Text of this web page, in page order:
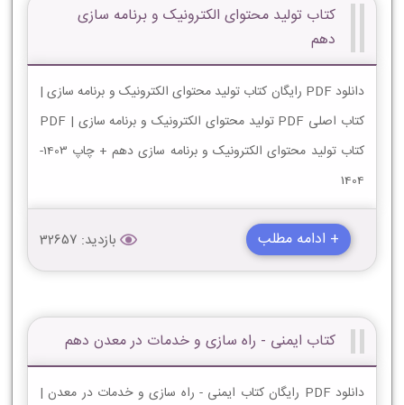
کتاب تولید محتوای الکترونیک و برنامه سازی
دهم
دانلود PDF رایگان کتاب تولید محتوای الکترونیک و برنامه سازی |
کتاب اصلی PDF تولید محتوای الکترونیک و برنامه سازی | PDF
کتاب تولید محتوای الکترونیک و برنامه سازی دهم + چاپ 1403-
1404
+ ادامه مطلب بازدید: 32657
کتاب ایمنی - راه سازی و خدمات در معدن دهم
دانلود PDF رایگان کتاب ایمنی - راه سازی و خدمات در معدن |